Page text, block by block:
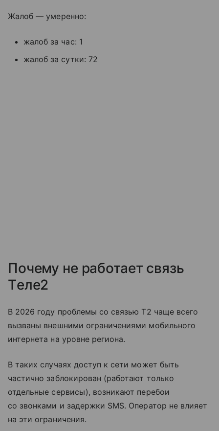
Жалоб — умеренно:
жалоб за час: 1
жалоб за сутки: 72
Почему не работает связь
Tеле2
В 2026 году проблемы со связью T2 чаще всего
вызваны внешними ограничениями мобильного
интернета на уровне региона.
В таких случаях доступ к сети может быть
частично заблокирован (работают только
отдельные сервисы), возникают перебои
со звонками и задержки SMS. Оператор не влияет
на эти ограничения.